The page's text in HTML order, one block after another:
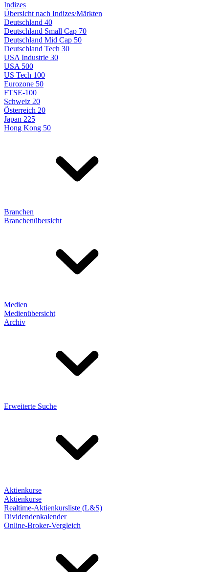
Indizes
Übersicht nach Indizes/Märkten
Deutschland 40
Deutschland Small Cap 70
Deutschland Mid Cap 50
Deutschland Tech 30
USA Industrie 30
USA 500
US Tech 100
Eurozone 50
FTSE-100
Schweiz 20
Österreich 20
Japan 225
Hong Kong 50
Branchen
Branchenübersicht
Medien
Medienübersicht
Archiv
Erweiterte Suche
Aktienkurse
Aktienkurse
Realtime-Aktienkursliste (L&S)
Dividendenkalender
Online-Broker-Vergleich